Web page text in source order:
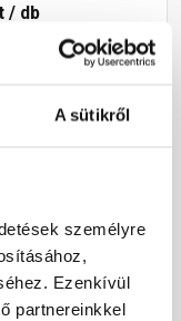
A sütikről
személyre
Ezenkívül
partnereinkkel
/ db